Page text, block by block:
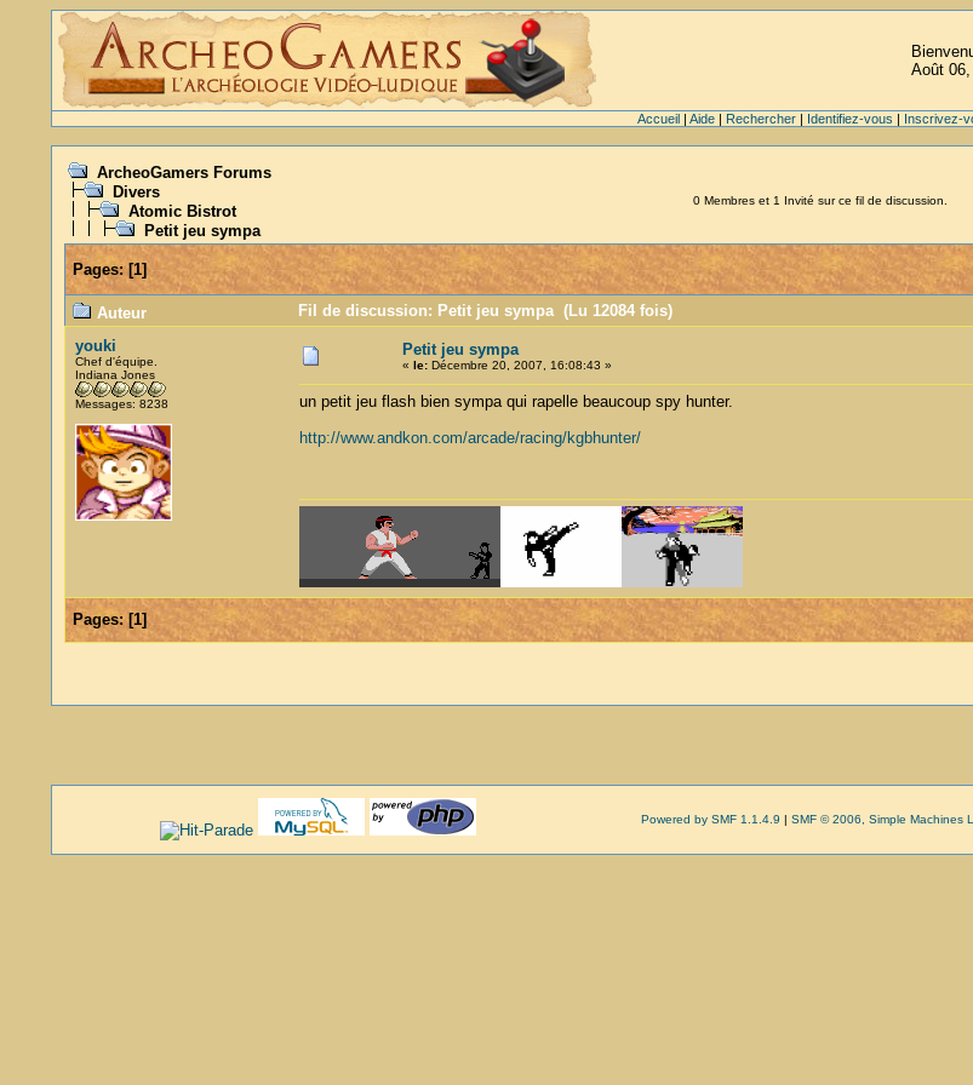
Août
Accueil| Aide| Rechercher| Identifiez-vous | Inscrivez-
ArcheoGamers Forums
Divers
Atomic Bistrot
Petit jeu sympa
0 Membres et 1 Invité sur ce fil de discussion.
Pages:[1]
Auteur
Fil de discussion: Petit jeu sympa (Lu 12084 fois)
youki
Chef d'équipe.
Indiana Jones
Messages: 8238
Petit jeu sympa
« le:Décembre 20, 2007, 16:08:43 »
un petit jeu flash bien sympa qui rapelle beaucoup spy hunter.
http://www.andkon.com/arcade/racing/kgbhunter/
Pages:[1]
Powered by SMF 1.1.4.9 | SMF © 2006, Simple Machines